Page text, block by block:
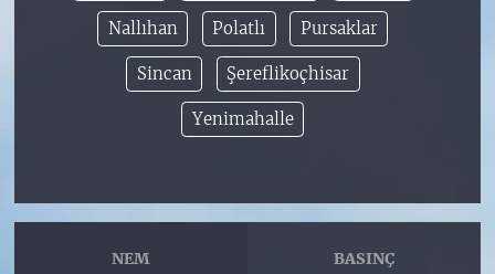
Nallıhan Polatlı Pursaklar
Sincan Şereflikoçhisar
Yenimahalle
NEM BASINÇ